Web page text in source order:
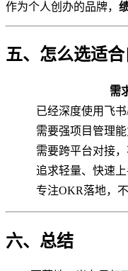
作为个人创办的品牌，
五、怎么选适
需
已经深度使用飞
需要强项目管理
需要跨平台对接
追求轻量、快速
专注OKR落地，
六、总结